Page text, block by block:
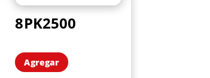
8PK2500
Agregar